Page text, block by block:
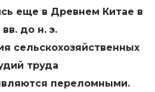
еще в Древнем Китае в
вв. до н. э.
сельскохозяйственных
труда
переломными.